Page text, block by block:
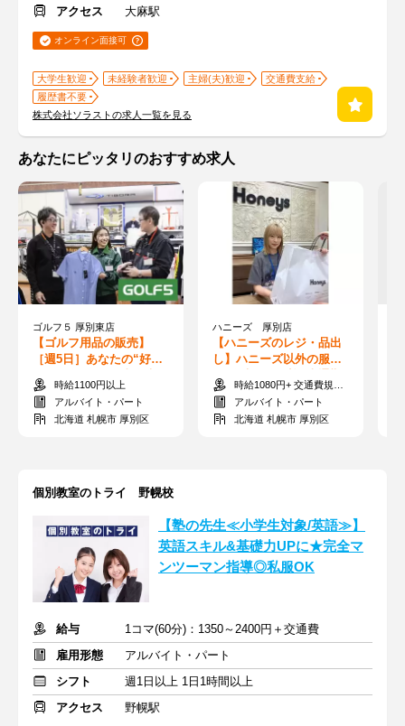
アクセス
大麻駅
オンライン面接可
大学生歓迎 未経験者歓迎 主婦(夫)歓迎
交通費支給
履歴書不要
株式会社ソラストの求人一覧を見る
あなたにピッタリのおすすめ求人
ゴルフ５ 厚別東店
【ゴルフ用品の販売】
［週5日］あなたの“好
き”を活かせる仕事◎未経
験OK！シフト相談OK
時給1100円以上
アルバイト・パート
北海道 札幌市 厚別区
ハニーズ 厚別店
【ハニーズのレジ・品出
し】ハニーズ以外の服で
OK★未経験歓迎♪車通勤
OK＆無料駐車場完備
時給1080円+ 交通費規定内支給
アルバイト・パート
北海道 札幌市 厚別区
個別教室のトライ 野幌校
【塾の先生≪小学生対象/英語≫】
英語スキル&基礎力UPに★完全マ
ンツーマン指導◎私服OK
給与
1コマ(60分)：1350～2400円＋交通費
雇用形態
アルバイト・パート
シフト
週1日以上 1日1時間以上
アクセス
野幌駅